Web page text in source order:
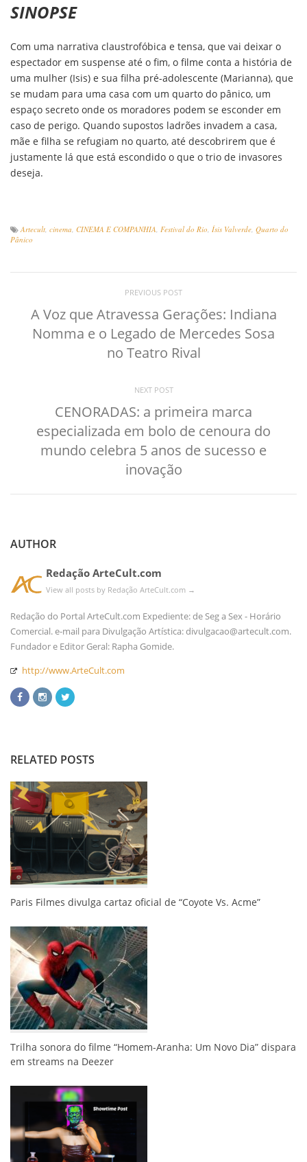
SINOPSE
Com uma narrativa claustrofóbica e tensa, que vai deixar o
espectador em suspense até o fim, o filme conta a história de
uma mulher (Isis) e sua filha pré-adolescente (Marianna), que
se mudam para uma casa com um quarto do pânico, um
espaço secreto onde os moradores podem se esconder em
caso de perigo. Quando supostos ladrões invadem a casa,
mãe e filha se refugiam no quarto, até descobrirem que é
justamente lá que está escondido o que o trio de invasores
deseja.
Artecult, cinema, CINEMA E COMPANHIA, Festival do Rio, Ísis Valverde, Quarto do
Pânico
PREVIOUS POST
A Voz que Atravessa Gerações: Indiana
Nomma e o Legado de Mercedes Sosa
no Teatro Rival
NEXT POST
CENORADAS: a primeira marca
especializada em bolo de cenoura do
mundo celebra 5 anos de sucesso e
inovação
AUTHOR
Redação ArteCult.com
View all posts by Redação ArteCult.com →
Redação do Portal ArteCult.com Expediente: de Seg a Sex - Horário
Comercial. e-mail para Divulgação Artística: divulgacao@artecult.com.
Fundador e Editor Geral: Rapha Gomide.
http://www.ArteCult.com
RELATED POSTS
Paris Filmes divulga cartaz oficial de “Coyote Vs. Acme”
Trilha sonora do filme “Homem-Aranha: Um Novo Dia” dispara
em streams na Deezer